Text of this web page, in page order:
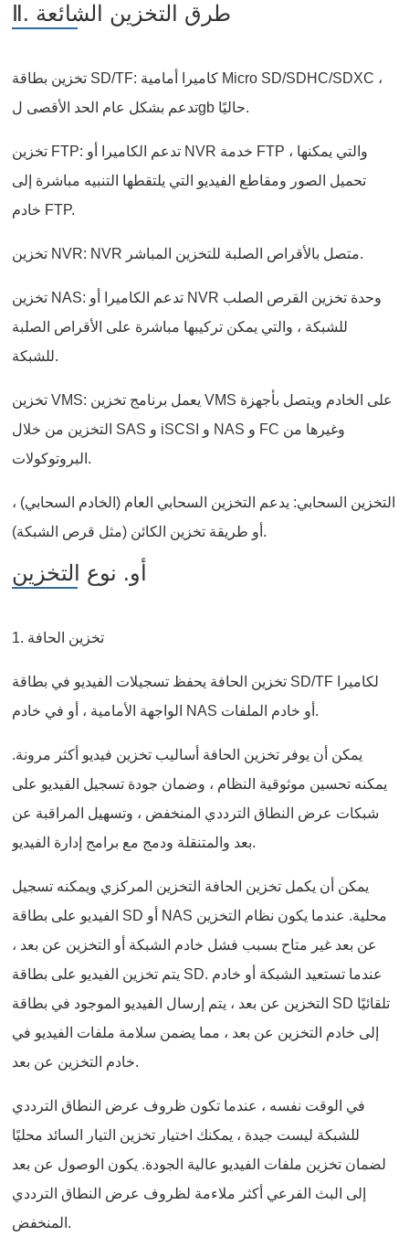
Ⅱ. طرق التخزين الشائعة
تخزين بطاقة SD/TF: كاميرا أمامية Micro SD/SDHC/SDXC ،
تدعم بشكل عام الحد الأقصى لgb حاليًا.
تخزين FTP: تدعم الكاميرا أو NVR خدمة FTP ، والتي يمكنها
تحميل الصور ومقاطع الفيديو التي يلتقطها التنبيه مباشرة إلى
خادم FTP.
تخزين NVR: NVR متصل بالأقراص الصلبة للتخزين المباشر.
تخزين NAS: تدعم الكاميرا أو NVR وحدة تخزين القرص الصلب
للشبكة ، والتي يمكن تركيبها مباشرة على الأقراص الصلبة
للشبكة.
تخزين VMS: يعمل برنامج تخزين VMS على الخادم ويتصل بأجهزة
التخزين من خلال SAS و iSCSI و NAS و FC وغيرها من
البروتوكولات.
التخزين السحابي: يدعم التخزين السحابي العام (الخادم السحابي) ،
أو طريقة تخزين الكائن (مثل قرص الشبكة).
أو. نوع التخزين
1. تخزين الحافة
تخزين الحافة يحفظ تسجيلات الفيديو في بطاقة SD/TF لكاميرا
الواجهة الأمامية ، أو في خادم NAS أو خادم الملفات.
يمكن أن يوفر تخزين الحافة أساليب تخزين فيديو أكثر مرونة.
يمكنه تحسين موثوقية النظام ، وضمان جودة تسجيل الفيديو على
شبكات عرض النطاق الترددي المنخفض ، وتسهيل المراقبة عن
بعد والمتنقلة ودمج مع برامج إدارة الفيديو.
يمكن أن يكمل تخزين الحافة التخزين المركزي ويمكنه تسجيل
الفيديو على بطاقة SD أو NAS محلية. عندما يكون نظام التخزين
عن بعد غير متاح بسبب فشل خادم الشبكة أو التخزين عن بعد ،
يتم تخزين الفيديو على بطاقة SD. عندما تستعيد الشبكة أو خادم
التخزين عن بعد ، يتم إرسال الفيديو الموجود في بطاقة SD تلقائيًا
إلى خادم التخزين عن بعد ، مما يضمن سلامة ملفات الفيديو في
خادم التخزين عن بعد.
في الوقت نفسه ، عندما تكون ظروف عرض النطاق الترددي
للشبكة ليست جيدة ، يمكنك اختيار تخزين التيار السائد محليًا
لضمان تخزين ملفات الفيديو عالية الجودة. يكون الوصول عن بعد
إلى البث الفرعي أكثر ملاءمة لظروف عرض النطاق الترددي
المنخفض.